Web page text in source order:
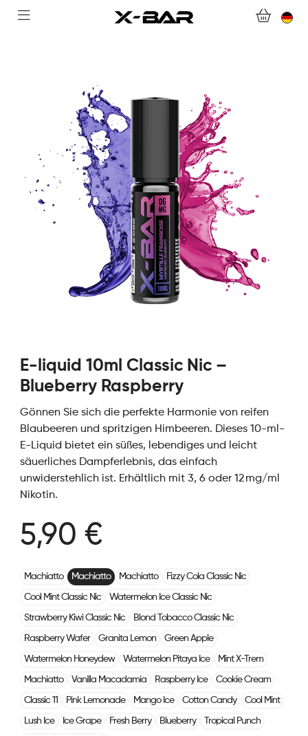
COLLECTIONS
KONTAKTIERE UNS.
FAQ.
WERDEN SIE X-BAR-GROSSHÄNDLER
E-liquid 10ml Classic Nic –
Blueberry Raspberry
Gönnen Sie sich die perfekte Harmonie von reifen
Blaubeeren und spritzigen Himbeeren. Dieses 10-ml-
E-Liquid bietet ein süßes, lebendiges und leicht
säuerliches Dampferlebnis, das einfach
unwiderstehlich ist. Erhältlich mit 3, 6 oder 12 mg/ml
Nikotin.
5,90 €
Machiatto Machiatto Machiatto Fizzy Cola Classic Nic
Cool Mint Classic Nic Watermelon Ice Classic Nic
Strawberry Kiwi Classic Nic Blond Tobacco Classic Nic
Raspberry Wafer Granita Lemon Green Apple
Watermelon Honeydew Watermelon Pitaya Ice Mint X-Trem
Machiatto Vanilla Macadamia Raspberry Ice Cookie Cream
Classic 11 Pink Lemonade Mango Ice Cotton Candy Cool Mint
Lush Ice Ice Grape Fresh Berry Blueberry Tropical Punch